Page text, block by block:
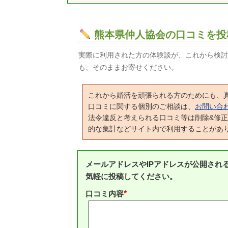
熊本県仲人協会の口コミを
実際に利用された方の体験談が、これから検
も、そのままお寄せください。
これから婚活を頑張られる方のためにも、
口コミに関する個別のご相談は、 お問い合
法令違反と考えられる口コミ等は削除&修
的な集計などサイト内で利用することがあ
メールアドレスやIPアドレスが公開され
気軽に投稿してください。
口コミ内容*